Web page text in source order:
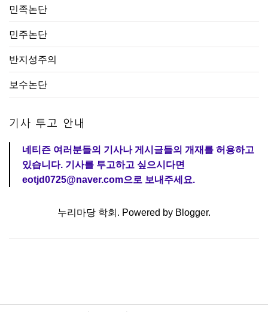
민족논단
민주논단
반지성주의
보수논단
기사 투고 안내
네티즌 여러분들의 기사나 게시글들의 개재를 허용하고
있습니다. 기사를 투고하고 싶으시다면
eotjd0725@naver.com으로 보내주세요.
누리마당 학회. Powered by Blogger.